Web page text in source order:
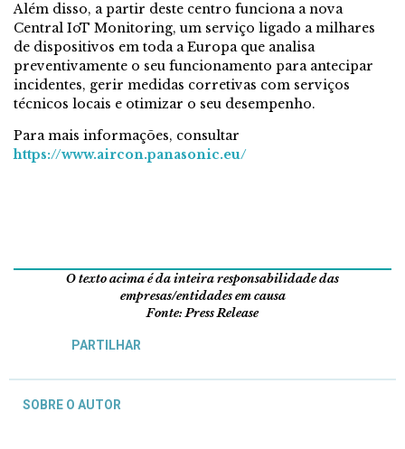
Além disso, a partir deste centro funciona a nova
Central IoT Monitoring, um serviço ligado a milhares
de dispositivos em toda a Europa que analisa
preventivamente o seu funcionamento para antecipar
incidentes, gerir medidas corretivas com serviços
técnicos locais e otimizar o seu desempenho.
Para mais informações, consultar
https://www.aircon.panasonic.eu/
O texto acima é da inteira responsabilidade das
empresas/entidades em causa
Fonte: Press Release
PARTILHAR
SOBRE O AUTOR